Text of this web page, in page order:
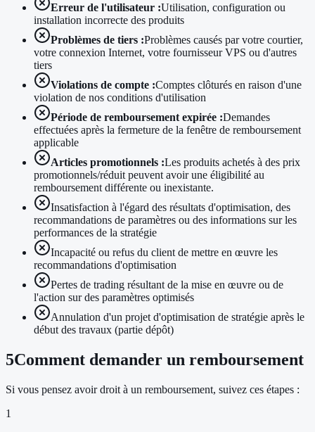
Erreur de l'utilisateur :Utilisation, configuration ou
installation incorrecte des produits
Problèmes de tiers :Problèmes causés par votre courtier,
votre connexion Internet, votre fournisseur VPS ou d'autres
tiers
Violations de compte :Comptes clôturés en raison d'une
violation de nos conditions d'utilisation
Période de remboursement expirée :Demandes
effectuées après la fermeture de la fenêtre de remboursement
applicable
Articles promotionnels :Les produits achetés à des prix
promotionnels/réduit peuvent avoir une éligibilité au
remboursement différente ou inexistante.
Insatisfaction à l'égard des résultats d'optimisation, des
recommandations de paramètres ou des informations sur les
performances de la stratégie
Incapacité ou refus du client de mettre en œuvre les
recommandations d'optimisation
Pertes de trading résultant de la mise en œuvre ou de
l'action sur des paramètres optimisés
Annulation d'un projet d'optimisation de stratégie après le
début des travaux (partie dépôt)
5Comment demander un remboursement
Si vous pensez avoir droit à un remboursement, suivez ces étapes :
1